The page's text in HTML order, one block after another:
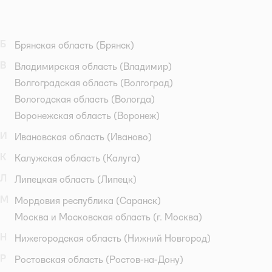
Брянская область (Брянск)
Владимирская область (Владимир)
Волгоградская область (Волгоград)
Вологодская область (Вологда)
Воронежская область (Воронеж)
Ивановская область (Иваново)
Калужская область (Калуга)
Липецкая область (Липецк)
Мордовия республика (Саранск)
Москва и Московская область (г. Москва)
Нижегородская область (Нижний Новгород)
Ростовская область (Ростов-на-Дону)